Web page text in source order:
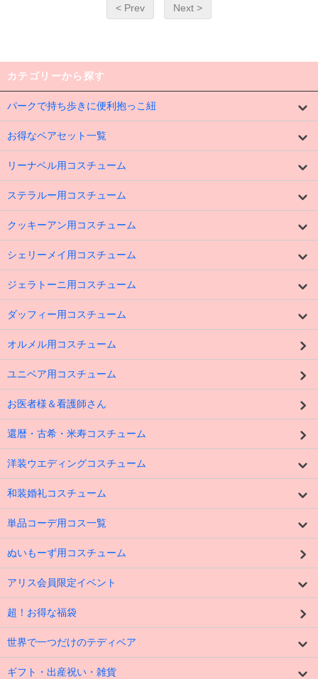
< Prev Next >
カテゴリーから探す
パークで持ち歩きに便利抱っこ紐
お得なペアセット一覧
リーナベル用コスチューム
ステラルー用コスチューム
クッキーアン用コスチューム
シェリーメイ用コスチューム
ジェラトーニ用コスチューム
ダッフィー用コスチューム
オルメル用コスチューム
ユニベア用コスチューム
お医者様＆看護師さん
還暦・古希・米寿コスチューム
洋装ウエディングコスチューム
和装婚礼コスチューム
単品コーデ用コス一覧
ぬいもーず用コスチューム
アリス会員限定イベント
超！お得な福袋
世界で一つだけのテディベア
ギフト・出産祝い・雑貨